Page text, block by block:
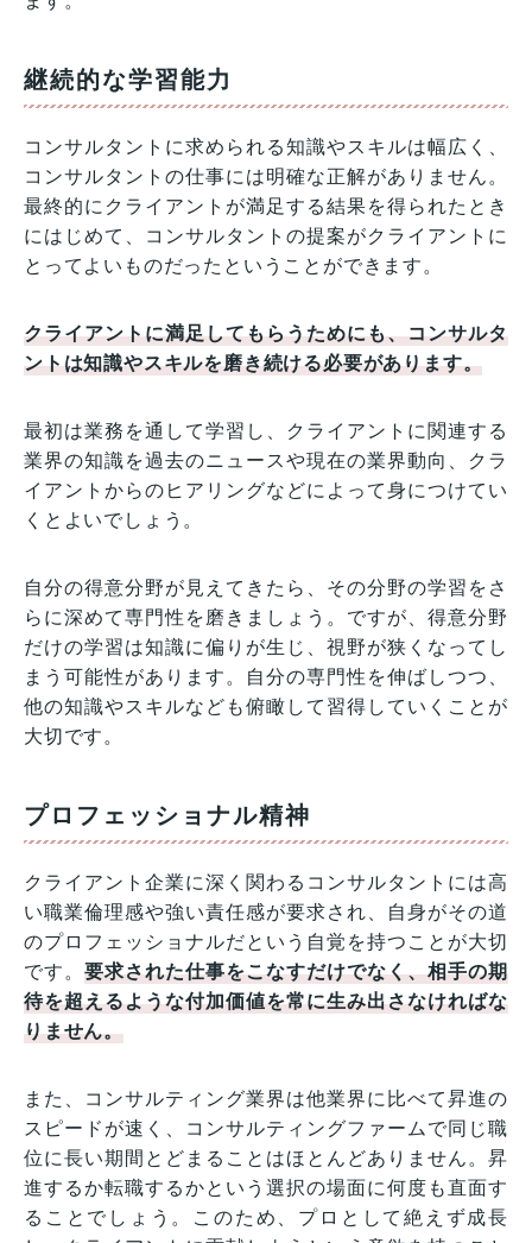
継続的な学習能力
コンサルタントに求められる知識やスキルは幅広く、
コンサルタントの仕事には明確な正解がありません。
最終的にクライアントが満足する結果を得られたとき
にはじめて、コンサルタントの提案がクライアントに
とってよいものだったということができます。
クライアントに満足してもらうためにも、コンサルタ
ントは知識やスキルを磨き続ける必要があります。
最初は業務を通して学習し、クライアントに関連する
業界の知識を過去のニュースや現在の業界動向、クラ
イアントからのヒアリングなどによって身につけてい
くとよいでしょう。
自分の得意分野が見えてきたら、その分野の学習をさ
らに深めて専門性を磨きましょう。ですが、得意分野
だけの学習は知識に偏りが生じ、視野が狭くなってし
まう可能性があります。自分の専門性を伸ばしつつ、
他の知識やスキルなども俯瞰して習得していくことが
大切です。
プロフェッショナル精神
クライアント企業に深く関わるコンサルタントには高
い職業倫理感や強い責任感が要求され、自身がその道
のプロフェッショナルだという自覚を持つことが大切
です。要求された仕事をこなすだけでなく、相手の期
待を超えるような付加価値を常に生み出さなければな
りません。
また、コンサルティング業界は他業界に比べて昇進の
スピードが速く、コンサルティングファームで同じ職
位に長い期間とどまることはほとんどありません。昇
進するか転職するかという選択の場面に何度も直面す
ることでしょう。このため、プロとして絶えず成長